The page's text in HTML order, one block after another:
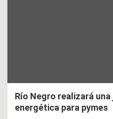
Río Negro realizará
energética para pymes